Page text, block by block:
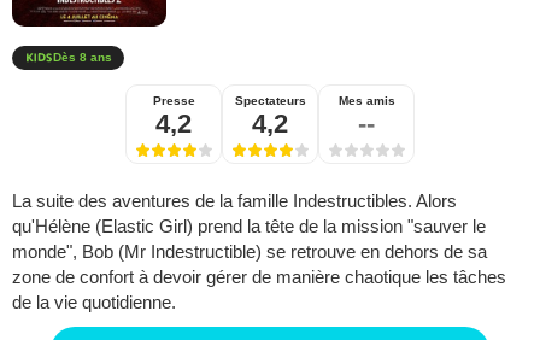
Dès 8 ans
Presse
4,2
Spectateurs
4,2
Mes amis
--
La suite des aventures de la famille Indestructibles. Alors
qu'Hélène (Elastic Girl) prend la tête de la mission "sauver le
monde", Bob (Mr Indestructible) se retrouve en dehors de sa
zone de confort à devoir gérer de manière chaotique les tâches
de la vie quotidienne.